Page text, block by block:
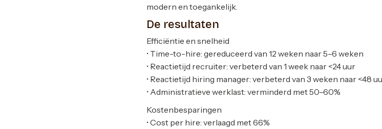
modern en toegankelijk.
De resultaten
Efficiëntie en snelheid
• Time-to-hire: gereduceerd van 12 weken naar 5–6 weken
• Reactietijd recruiter: verbeterd van 1 week naar <24 uur
• Reactietijd hiring manager: verbeterd van 3 weken naar <48
• Administratieve werklast: verminderd met 50–60%
Kostenbesparingen
• Cost per hire: verlaagd met 66%